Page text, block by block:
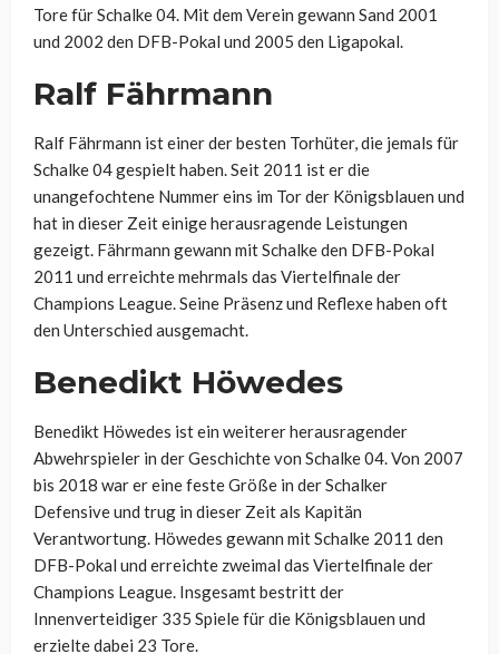
Tore für Schalke 04. Mit dem Verein gewann Sand 2001
und 2002 den DFB-Pokal und 2005 den Ligapokal.
Ralf Fährmann
Ralf Fährmann ist einer der besten Torhüter, die jemals für
Schalke 04 gespielt haben. Seit 2011 ist er die
unangefochtene Nummer eins im Tor der Königsblauen und
hat in dieser Zeit einige herausragende Leistungen
gezeigt. Fährmann gewann mit Schalke den DFB-Pokal
2011 und erreichte mehrmals das Viertelfinale der
Champions League. Seine Präsenz und Reflexe haben oft
den Unterschied ausgemacht.
Benedikt Höwedes
Benedikt Höwedes ist ein weiterer herausragender
Abwehrspieler in der Geschichte von Schalke 04. Von 2007
bis 2018 war er eine feste Größe in der Schalker
Defensive und trug in dieser Zeit als Kapitän
Verantwortung. Höwedes gewann mit Schalke 2011 den
DFB-Pokal und erreichte zweimal das Viertelfinale der
Champions League. Insgesamt bestritt der
Innenverteidiger 335 Spiele für die Königsblauen und
erzielte dabei 23 Tore.